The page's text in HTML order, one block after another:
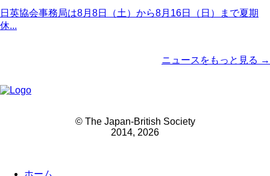
日英協会事務局は8月8日（土）から8月16日（日）まで夏期
休...
ニュースをもっと見る →
© The Japan-British Society
2014, 2026
ホーム